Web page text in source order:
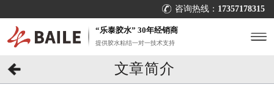
咨询热线： 17357178315
“乐泰胶水” 30年经销商
提供胶水粘结一对一技术支持
文章简介